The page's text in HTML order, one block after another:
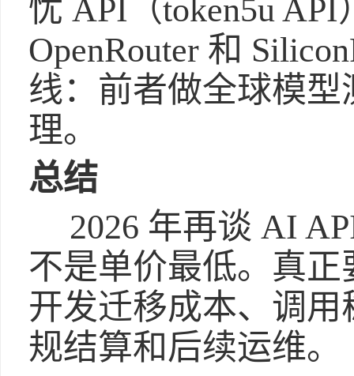
忧 API（token5u
OpenRouter 和
线：前者做全球模
理。
总结
2026 年再谈 AI
不是单价最低。真
开发迁移成本、调
规结算和后续运维。